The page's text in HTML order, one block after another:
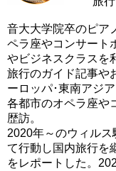
音大大学院卒のピア
ペラ座やコンサート
やビジネスクラスを
旅行のガイド記事や
ーロッパ･東南アジ
各都市のオペラ座や
歴訪。
2020年～のウィル
て行動し国内旅行を
をレポートした。